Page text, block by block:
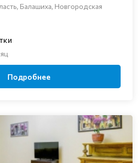
Балашиха, Новгородская
Подробнее